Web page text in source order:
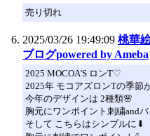
売り切れ
2025/03/26 19:49:09 桃華
ブログpowered by Ameba
2025 MOCOA'S ロンT♡
2025年 モコアズロンTの季
今年のデザインは 2種類🌸
胸元にワンポイント刺繍and
そして こちらはシンプルに⬇︎